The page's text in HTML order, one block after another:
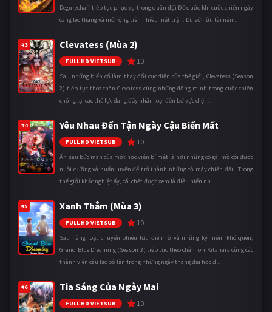
Degurechaff tiếp tục phục vụ trong quân đội Đế quốc khi cuộc chiến ngày
càng leo thang và mở rộng trên nhiều mặt trận. Dù sở hữu tài năn ...
#3 Clevatess (Mùa 2)
FULL HD VIETSUB 10
Sau những biến cố làm thay đổi cục diện của thế giới, Clevatess (Season
2) tiếp tục theo chân Clevatess cùng những đồng minh trong cuộc chiến
chống lại các thế lực đang đẩy nhân loại đến bờ vực diệ ...
#4 Yêu Nhau Đến Tận Ngày Cậu Biến Mất
FULL HD VIETSUB 10
Ẩn sau bức màn của một học viện bí mật là nơi những cô gái mồ côi được
nuôi dưỡng và huấn luyện để trở thành những cỗ máy chiến đấu. Trong
thế giới khắc nghiệt ấy, cái chết được xem là điều hiển nh ...
#5 Xanh Thẳm (Mùa 3)
FULL HD VIETSUB 10
Sau hàng loạt chuyến phiêu lưu điên rồ và những kỷ niệm khó quên,
Grand Blue Dreaming (Season 3) tiếp tục theo chân Iori Kitahara cùng các
thành viên câu lạc bộ lặn trong những ngày tháng đại học đ ...
#6 Tia Sáng Của Ngày Mai
FULL HD VIETSUB 10